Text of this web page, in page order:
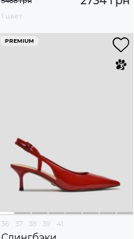
1 цвет
PREMIUM
36 37 38 39 41